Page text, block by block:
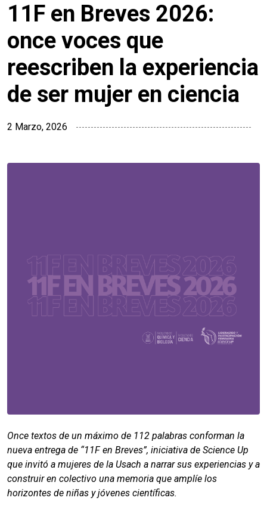
11F en Breves 2026:
once voces que
reescriben la experiencia
de ser mujer en ciencia
2 Marzo, 2026
Once textos de un máximo de 112 palabras conforman la
nueva entrega de “11F en Breves”, iniciativa de Science Up
que invitó a mujeres de la Usach a narrar sus experiencias y a
construir en colectivo una memoria que amplíe los
horizontes de niñas y jóvenes científicas.